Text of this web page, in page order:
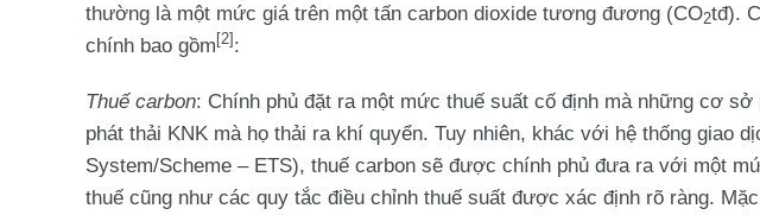
thường là một mức giá trên một tấn carbon dioxide tương đương (CO2tđ).
chính bao gồm [2] :
Thuế carbon: Chính phủ đặt ra một mức thuế suất cố định mà những cơ
phát thải KNK mà họ thải ra khí quyển. Tuy nhiên, khác với hệ thống giao
System/Scheme – ETS), thuế carbon sẽ được chính phủ đưa ra với một
thuế cũng như các quy tắc điều chỉnh thuế suất được xác định rõ ràng.